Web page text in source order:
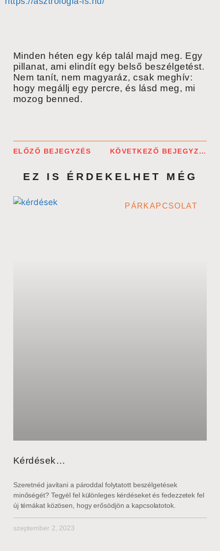
Minden héten egy kép talál majd meg. Egy
pillanat, ami elindít egy belső beszélgetést.
Nem tanít, nem magyaráz, csak meghív:
hogy megállj egy percre, és lásd meg, mi
mozog benned.
ELŐZŐ BEJEGYZÉS KÖVETKEZŐ BEJEGYZÉS
EZ IS ÉRDEKELHET MÉG
PÁRKAPCSOLAT
Kérdések…
Szeretnéd javítani a pároddal folytatott beszélgetések
minőségét? Tegyél fel különleges kérdéseket és fedezzetek fel
új témákat közösen, hogy erősödjön a kapcsolatotok.
szeptember 2, 2023